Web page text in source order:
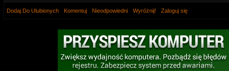
Dodaj Do Ulubionych Komentuj Nieodpowiedni Wyróżnij! Zaloguj się